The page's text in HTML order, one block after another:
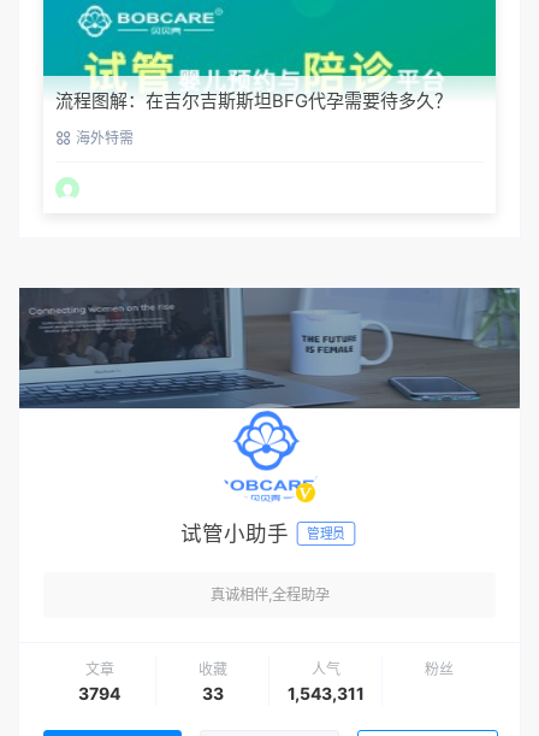
流程图解：在吉尔吉斯斯坦BFG代孕需要待多久？
海外特需
试管小助手 管理员
真诚相伴,全程助孕
文章
3794
收藏
33
人气
1,543,311
粉丝